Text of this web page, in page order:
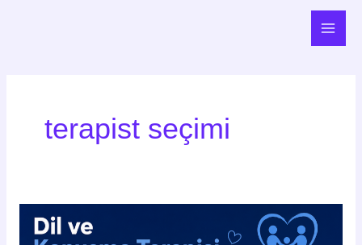
Main
terapist seçimi